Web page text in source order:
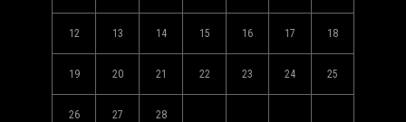
12 13 14 15 16 17 18
19 20 21 22 23 24 25
26 27 28